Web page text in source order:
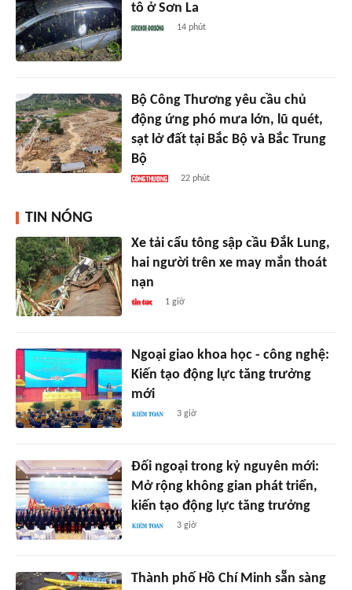
tô ở Sơn La
14 phút
Bộ Công Thương yêu cầu chủ
động ứng phó mưa lớn, lũ quét,
sạt lở đất tại Bắc Bộ và Bắc Trung
Bộ
22 phút
TIN NÓNG
Xe tải cẩu tông sập cầu Đắk Lung,
hai người trên xe may mắn thoát
nạn
1 giờ
Ngoại giao khoa học - công nghệ:
Kiến tạo động lực tăng trưởng
mới
3 giờ
Đối ngoại trong kỷ nguyên mới:
Mở rộng không gian phát triển,
kiến tạo động lực tăng trưởng
3 giờ
Thành phố Hồ Chí Minh sẵn sàng